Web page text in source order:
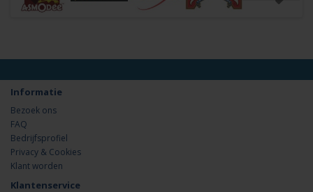
Informatie
Bezoek ons
FAQ
Bedrijfsprofiel
Privacy & Cookies
Klant worden
Klantenservice